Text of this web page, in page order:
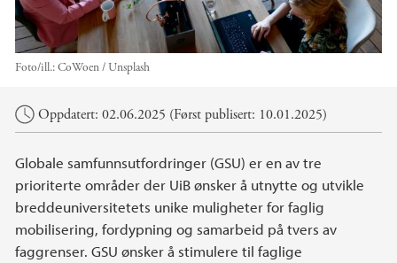
Foto/ill.:CoWoen / Unsplash
Hovedinnhold
Oppdatert: 02.06.2025 (Først publisert: 10.01.2025)
Globale samfunnsutfordringer (GSU) er en av tre
prioriterte områder der UiB ønsker å utnytte og utvikle
breddeuniversitetets unike muligheter for faglig
mobilisering, fordypning og samarbeid på tvers av
faggrenser. GSU ønsker å stimulere til faglige